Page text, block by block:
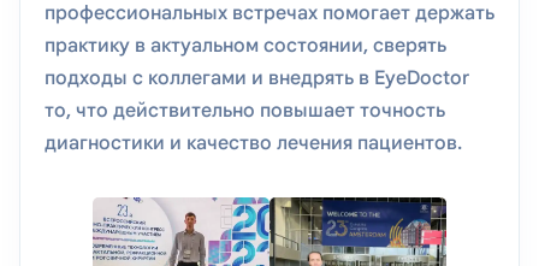
профессиональных встречах помогает держать
практику в актуальном состоянии, сверять
подходы с коллегами и внедрять в EyeDoctor
то, что действительно повышает точность
диагностики и качество лечения пациентов.